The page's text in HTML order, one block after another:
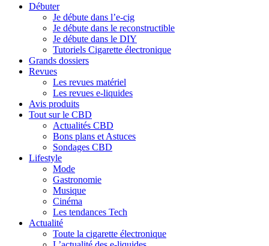
Débuter
Je débute dans l’e-cig
Je débute dans le reconstructible
Je débute dans le DIY
Tutoriels Cigarette électronique
Grands dossiers
Revues
Les revues matériel
Les revues e-liquides
Avis produits
Tout sur le CBD
Actualités CBD
Bons plans et Astuces
Sondages CBD
Lifestyle
Mode
Gastronomie
Musique
Cinéma
Les tendances Tech
Actualité
Toute la cigarette électronique